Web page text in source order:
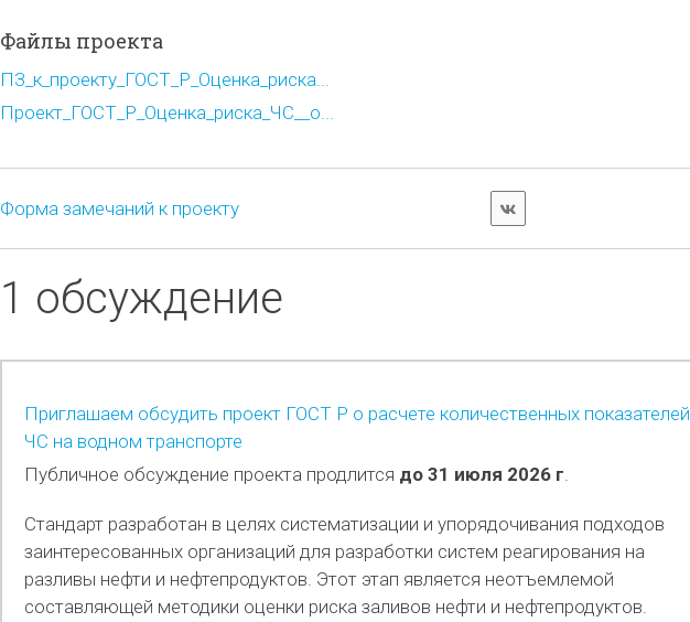
Файлы проекта
ПЗ_к_проекту_ГОСТ_Р_Оценка_риска...
Проект_ГОСТ_Р_Оценка_риска_ЧС__о...
Форма замечаний к проекту
1 обсуждение
Приглашаем обсудить проект ГОСТ Р о расчете количественных показателей
ЧС на водном транспорте
Публичное обсуждение проекта продлится до 31 июля 2026 г.
Стандарт разработан в целях систематизации и упорядочивания подходов
заинтересованных организаций для разработки систем реагирования на
разливы нефти и нефтепродуктов. Этот этап является неотъемлемой
составляющей методики оценки риска заливов нефти и нефтепродуктов.